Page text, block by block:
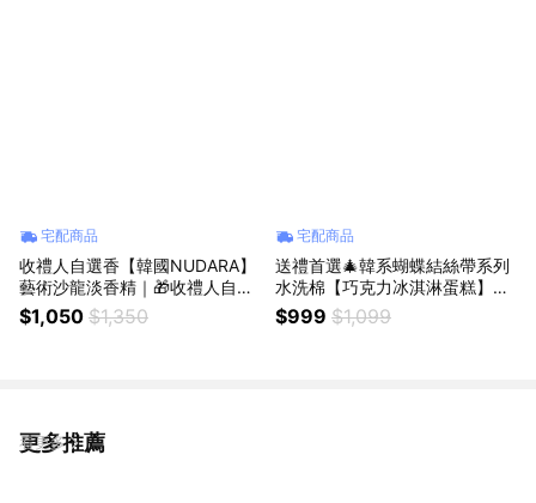
宅配商品
收禮人自選香【韓國NUDARA】
藝術沙龍淡香精｜🎁收禮人自選
香｜生日禮物｜送禮首選💗
$1,050 $1,350
宅配商品
送禮首選🎄韓系蝴蝶結絲帶系列
水洗棉【巧克力冰淇淋蛋糕】床
單床包組 ｜🎁收禮人自選香｜生
日禮物 情人節禮物
$999 $1,099
更多推薦
看更多